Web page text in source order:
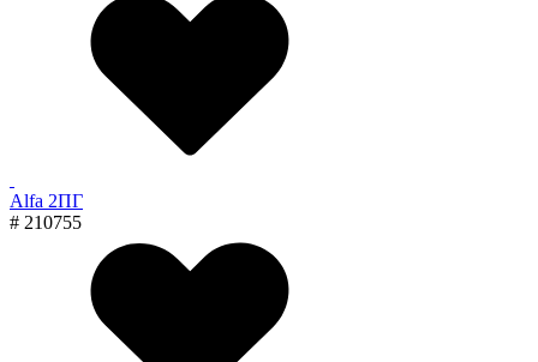
Alfa 2ПГ
# 210755